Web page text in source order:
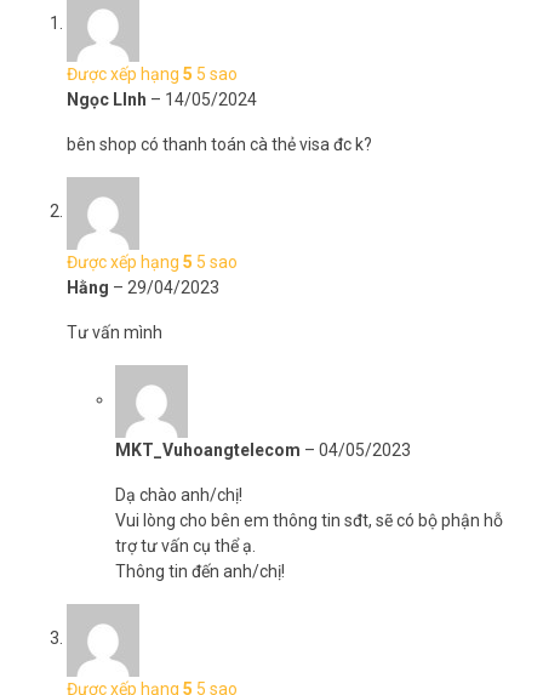
Được xếp hạng 5 5 sao
Ngọc LInh – 14/05/2024
bên shop có thanh toán cà thẻ visa đc k?
Được xếp hạng 5 5 sao
Hằng – 29/04/2023
Tư vấn mình
MKT_Vuhoangtelecom – 04/05/2023
Dạ chào anh/chị!
Vui lòng cho bên em thông tin sđt, sẽ có bộ phận hỗ
trợ tư vấn cụ thể ạ.
Thông tin đến anh/chị!
Được xếp hạng 5 5 sao